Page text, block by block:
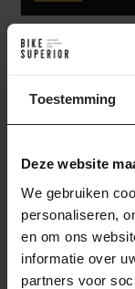
Toestemming
Deze website
We gebruiken
personaliseren,
en om ons
informatie over
partners voor
DMT KM4 PJ
Black/White
119,-